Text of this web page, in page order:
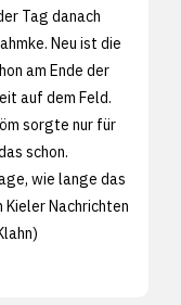
Tag danach
Neu ist die
am Ende der
auf dem Feld.
sorgte nur für
schon.
wie lange das
Kieler Nachrichten